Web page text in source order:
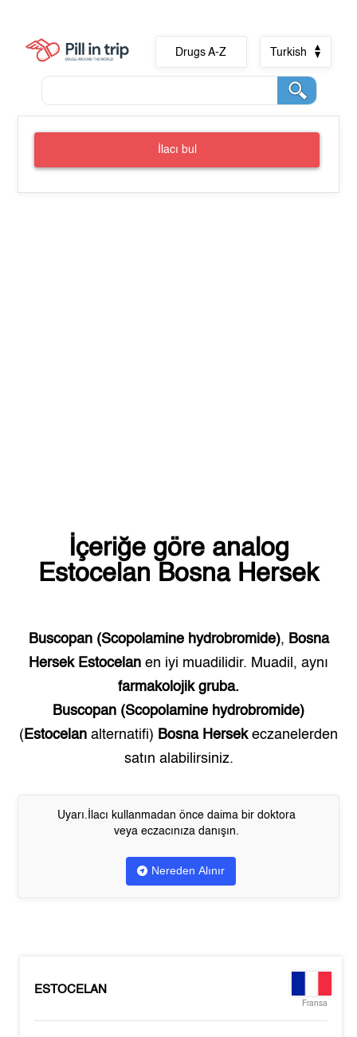
Drugs A-Z Turkish
İlacı bul
İçeriğe göre analog
Estocelan Bosna Hersek
Buscopan (Scopolamine hydrobromide), Bosna
Hersek Estocelan en iyi muadilidir. Muadil, aynı
farmakolojik gruba.
Buscopan (Scopolamine hydrobromide)
( Estocelan alternatifi) Bosna Hersekeczanelerden
satın alabilirsiniz.
Uyarı.İlacı kullanmadan önce daima bir doktora
veya eczacınıza danışın.
Nereden Alınır
ESTOCELAN
Fransa